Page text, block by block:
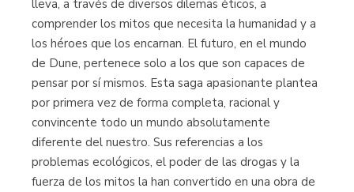
lleva, a través de diversos dilemas éticos, a
comprender los mitos que necesita la humanidad y a
los héroes que los encarnan. El futuro, en el mundo
de Dune, pertenece solo a los que son capaces de
pensar por sí mismos. Esta saga apasionante plantea
por primera vez de forma completa, racional y
convincente todo un mundo absolutamente
diferente del nuestro. Sus referencias a los
problemas ecológicos, el poder de las drogas y la
fuerza de los mitos la han convertido en una obra de